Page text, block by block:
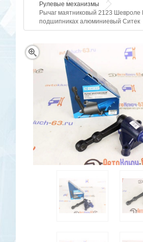
Рулевые механизмы
Рычаг маятниковый 2123 Шевроле
подшипниках алюминиевый Ситек